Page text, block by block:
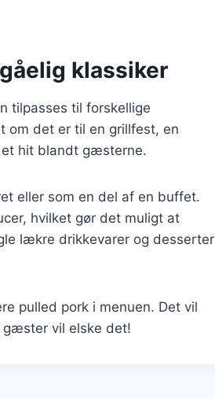
klassiker
tilpasses til forskellige
om det er til en grillfest, en
hit blandt gæsterne.
eller som en del af en buffet.
hvilket gør det muligt at
lækre drikkevarer og desserter
pulled pork i menuen. Det vil
gæster vil elske det!